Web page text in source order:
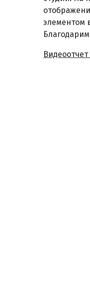
элементом
Благодарим